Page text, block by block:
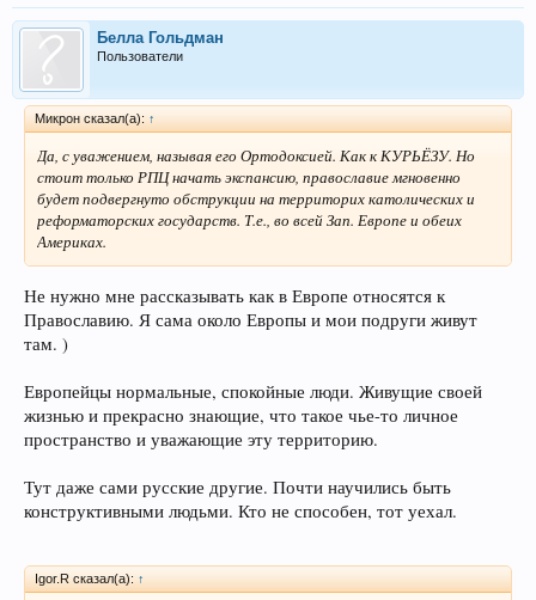
Белла Гольдман
Пользователи
Микрон сказал(а): ↑
Да, с уважением, называя его Ортодоксией. Как к КУРЬЁЗУ. Но
стоит только РПЦ начать экспансию, православие мгновенно
будет подвергнуто обструкции на территорих католических и
реформаторских государств. Т.е., во всей Зап. Европе и обеих
Америках.
Не нужно мне рассказывать как в Европе относятся к
Православию. Я сама около Европы и мои подруги живут
там. )
Европейцы нормальные, спокойные люди. Живущие своей
жизнью и прекрасно знающие, что такое чье-то личное
пространство и уважающие эту территорию.
Тут даже сами русские другие. Почти научились быть
конструктивными людьми. Кто не способен, тот уехал.
Igor.R сказал(а): ↑